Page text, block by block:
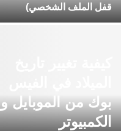
قفل الملف الشخصي)
بوك من الموبايل و
الكمبيوتر